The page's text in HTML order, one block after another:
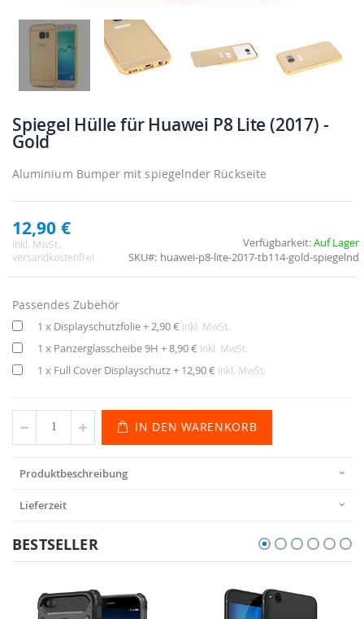
Spiegel Hülle für Huawei P8 Lite (2017) -
Gold
Aluminium Bumper mit spiegelnder Rückseite
12,90 €
Inkl. MwSt.
versandkostenfrei
Verfügbarkeit:Auf Lager
SKU
huawei-p8-lite-2017-tb114-gold-spiegelnd
Passendes Zubehör
1 x Displayschutzfolie+ 2,90 € Inkl. MwSt.
1 x Panzerglasscheibe 9H +8,90 € Inkl. MwSt.
1 x Full Cover Displayschutz+ 12,90 € Inkl. MwSt.
IN DEN WARENKORB
Produktbeschreibung
Lieferzeit
BESTSELLER